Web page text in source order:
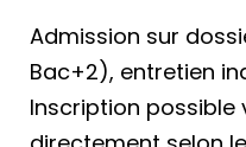
Admission sur
Bac+2), entretien
Inscription possible